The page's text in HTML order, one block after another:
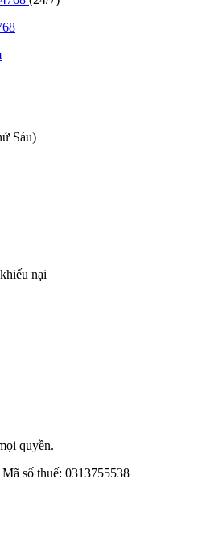
Sáu)
nại
quyền.
số thuế: 0313755538